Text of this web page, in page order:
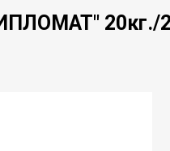
20кг./